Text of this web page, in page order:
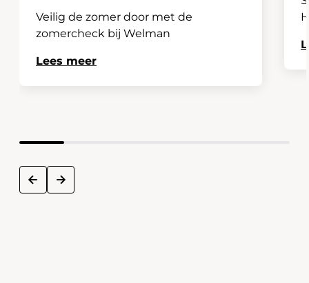
Veilig de zomer door met de
zomercheck bij Welman
Lees meer
prev next